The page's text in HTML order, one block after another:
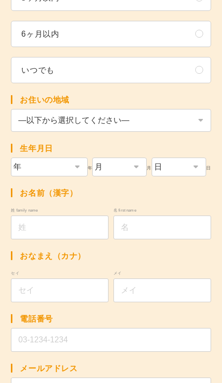
6ヶ月以内
いつでも
お住いの地域
生年月日
年 月 日
お名前（漢字）
姓 family name 名 first name
おなまえ（カナ）
セイ メイ
電話番号
メールアドレス